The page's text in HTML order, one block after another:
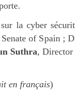
la cyber
of Spain ;
Suthra,
en français)